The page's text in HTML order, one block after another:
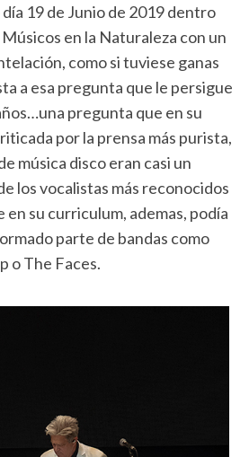
19 de Junio de 2019 dentro
en la Naturaleza con un
como si tuviese ganas
a esa pregunta que le persigue
pregunta que en su
por la prensa más purista,
música disco eran casi un
los vocalistas más reconocidos
en su curriculum, ademas, podía
parte de bandas como
o The Faces.